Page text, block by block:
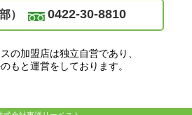
） 0422-30-8810
の加盟店は独立自営であり、
もと運営をしております。